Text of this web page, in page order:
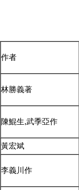
作者
林勝義著
陳鯤生,武季亞作
黃宏斌
李義川作